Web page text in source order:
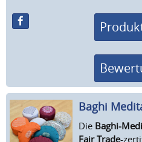
Baghi
Die Baghi-
Fair Trade-